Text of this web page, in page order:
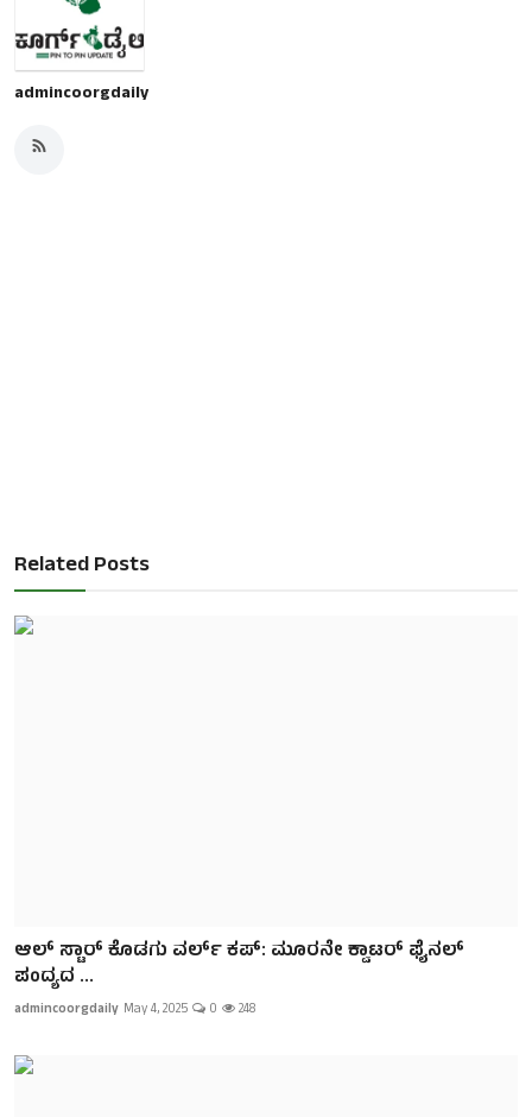
admincoorgdaily
Related Posts
ಆಲ್ ಸ್ಟಾರ್ ಕೊಡಗು ವರ್ಲ್ ಕಪ್: ಮೂರನೇ ಕ್ವಾಟರ್ ಫೈನಲ್
ಪಂದ್ಯದ ...
admincoorgdaily May 4, 2025 0 248